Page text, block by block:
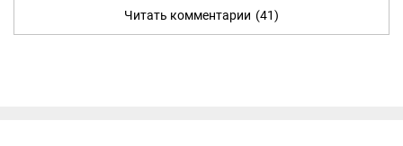
Читать комментарии (41)